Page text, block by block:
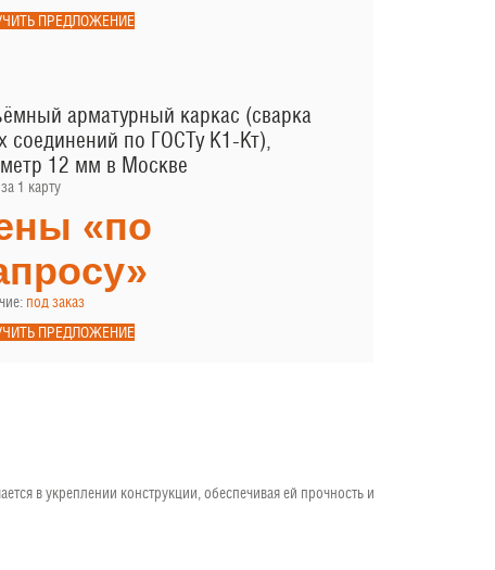
ПРЕДЛОЖЕНИЕ
арматурный каркас (сварка
соединений по ГОСТу К1-Кт),
12 мм в Москве
1 карту
«по
под заказ
ПРЕДЛОЖЕНИЕ
в укреплении конструкции, обеспечивая ей прочность и